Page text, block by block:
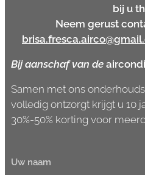
bij u
Neem gerust
Bij aanschaf van de
Samen met ons
volledig ontzorgt krijgt u 10
30%-50% korting voor
Uw naam